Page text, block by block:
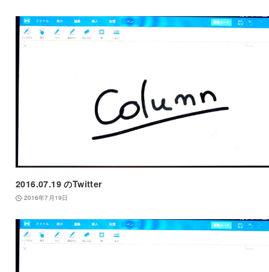
2016.07.19 のTwitter
2016年7月19日